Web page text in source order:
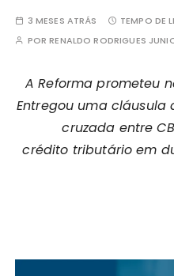
3 MESES ATRÁS TEMPO DE
PORRENALDO RODRIGUES
A Reforma prometeu
Entregou uma
cruzada entre
crédito tributário em